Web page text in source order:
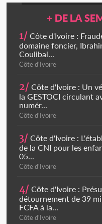
+ DE LA
1/ Côte d'Ivoire :
domaine foncier,
Coulibal...
Côte d'Ivoire
2/ Côte d'Ivoire : Un
la GESTOCI circulant
numér...
Côte d'Ivoire
3/ Côte d'Ivoire :
de la CNI pour les
05...
Côte d'Ivoire
4/ Côte d'Ivoire :
détournement de 39
FCFA à la...
Côte d'Ivoire